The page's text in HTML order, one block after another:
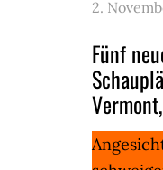
2.
Fünf